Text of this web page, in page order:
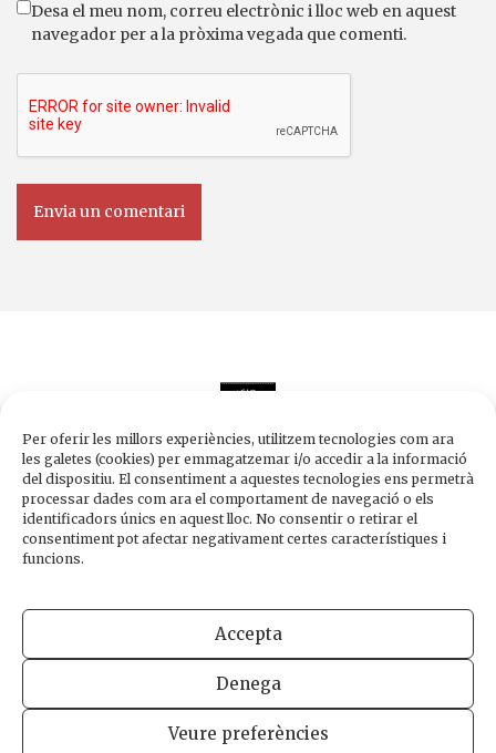
Per oferir les millors experiències, utilitzem tecnologies com ara
les galetes (cookies) per emmagatzemar i/o accedir a la informació
del dispositiu. El consentiment a aquestes tecnologies ens permetrà
processar dades com ara el comportament de navegació o els
identificadors únics en aquest lloc. No consentir o retirar el
consentiment pot afectar negativament certes característiques i
funcions.
Accepta
Denega
Veure preferències
Desa el meu nom, correu electrònic i lloc web en aquest
navegador per a la pròxima vegada que comenti.
Edicions de 1984
Carrer Trafalgar, 10, 2n-2a A
Fax 934 854 375
1984@edicions1984.cat
INFORMACIÓ LEGAL POLÍTICA DE PRIVADESA POLÍTICA DE COOKIES
DISSENY WEB